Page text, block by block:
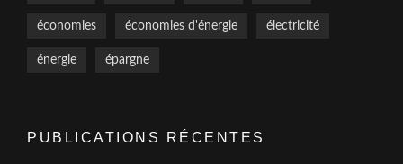
économies économies d'énergie électricité
énergie épargne
PUBLICATIONS RÉCENTES